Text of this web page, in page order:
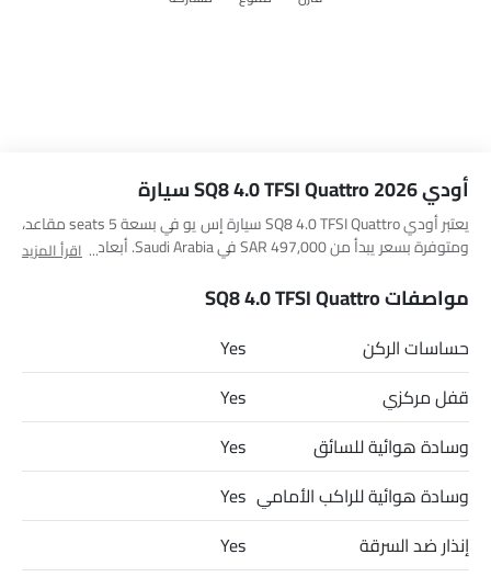
أودي SQ8 4.0 TFSI Quattro 2026 سيارة
يعتبر أودي SQ8 4.0 TFSI Quattro سيارة إس يو في بسعة 5 seats مقاعد،
ومتوفرة بسعر يبدأ من SAR 497,000 في Saudi Arabia. أبعاد SQ8 4.0
المنافسين لـ SQ8 4.0 TFSI Quattro هم AMG GLB 35 4MATIC, AMG
GLA 35 4MATIC, AMG GLA 45 S 4MATIC Plus و Huge E1.
اقرأ المزيد
مواصفات SQ8 4.0 TFSI Quattro
حساسات الركن
Yes
قفل مركزي
Yes
وسادة هوائية للسائق
Yes
وسادة هوائية للراكب الأمامي Yes
إنذار ضد السرقة
Yes